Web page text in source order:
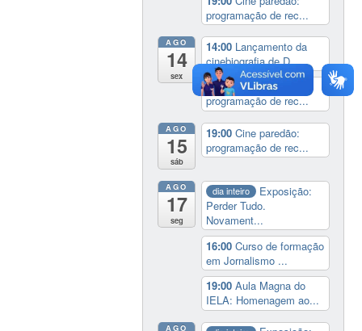
programação de rec...
AGO
14
sex
14:00 Lançamento da
cinebiografia de D...
19:00 Cine paredão:
programação de rec...
AGO
15
sáb
19:00Cine paredão:
programação de rec...
AGO
17
seg
dia inteiro
Exposição:
Perder Tudo.
Novament...
16:00Curso de formação
em Jornalismo ...
19:00Aula Magna do
IELA: Homenagem ao...
AGO